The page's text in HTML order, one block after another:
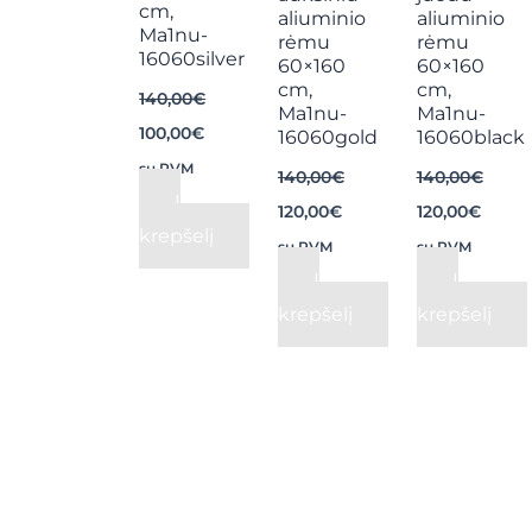
cm,
Ма1nu-
16060silver
140,00€
100,00€
su PVM
Į
krepšelį
aliuminio
rėmu
60×160
cm,
Ма1nu-
16060gold
140,00€
120,00€
su PVM
Į
krepšelį
aliuminio
rėmu
60×160
cm,
Ма1nu-
16060black
140,00€
120,00€
su PVM
Į
krepšelį